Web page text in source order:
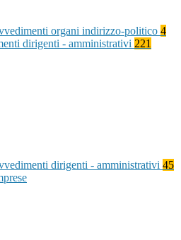
organi indirizzo-politico 4
dirigenti - amministrativi 221
dirigenti - amministrativi 45